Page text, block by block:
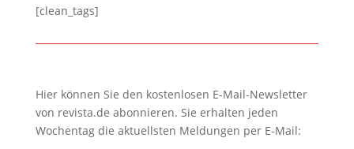
[clean_tags]
Hier können Sie den kostenlosen E-Mail-Newsletter
von revista.de abonnieren. Sie erhalten jeden
Wochentag die aktuellsten Meldungen per E-Mail: